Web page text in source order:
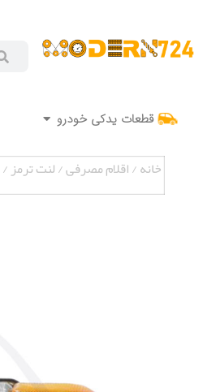
قطعات یدکی خودرو
خانه/اقلام مصرفی/لنت ترمز/